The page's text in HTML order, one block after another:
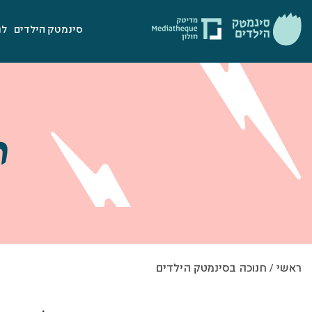
סינמטק הילדים
ראשי / חנוכה בסינמטק הילדים